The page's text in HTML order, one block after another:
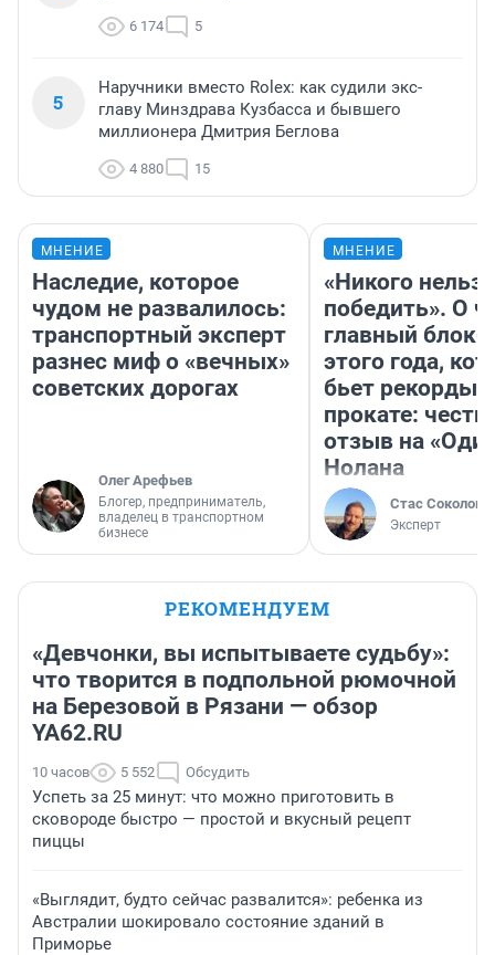
6 174 5
5
Наручники вместо Rolex: как судили экс-
главу Минздрава Кузбасса и бывшего
миллионера Дмитрия Беглова
4 880 15
МНЕНИЕ
Наследие, которое
чудом не развалилось:
транспортный эксперт
разнес миф о «вечных»
советских дорогах
Олег Арефьев
Блогер, предприниматель,
владелец в транспортном
бизнесе
МНЕНИЕ
«Никого нельзя
победить». О
главный
этого года,
бьет рекорды в
прокате:
отзыв на
Нолана
Стас Соколов
Эксперт
РЕКОМЕНДУЕМ
«Девчонки, вы испытываете судьбу»:
что творится в подпольной рюмочной
на Березовой в Рязани — обзор
YA62.RU
10 часов 5 552 Обсудить
Успеть за 25 минут: что можно приготовить в
сковороде быстро — простой и вкусный рецепт
пиццы
«Выглядит, будто сейчас развалится»: ребенка из
Австралии шокировало состояние зданий в
Приморье